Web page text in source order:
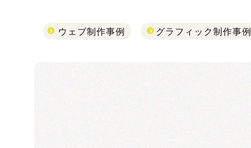
ウェブ制作事例 グラフィック制作事例